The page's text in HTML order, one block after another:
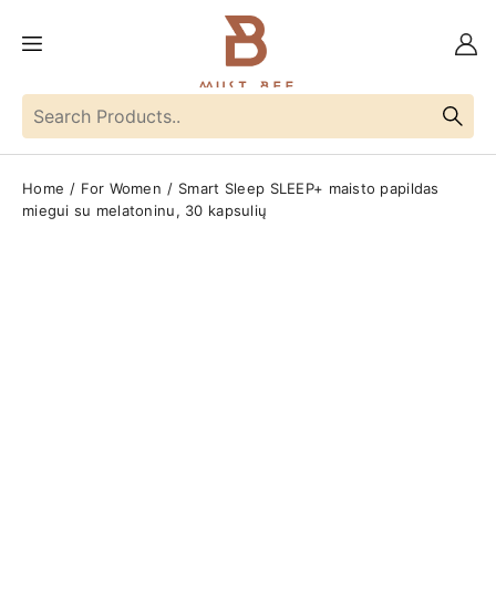
Home For Women
Smart Sleep SLEEP+ maisto papildas
miegui su melatoninu, 30 kapsulių